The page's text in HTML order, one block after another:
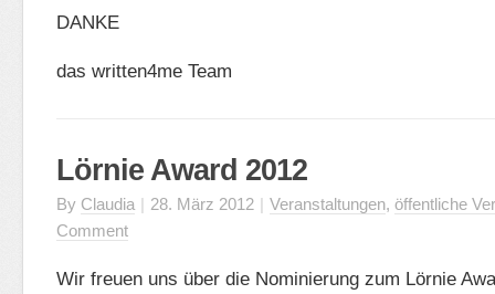
DANKE
das written4me Team
Lörnie Award 2012
By Claudia | 28. März 2012 | Veranstaltungen, öffentliche
Comment
Wir freuen uns über die Nominierung zum Lörnie